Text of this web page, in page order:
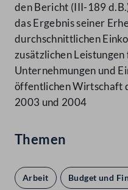
den Bericht (III-189
das Ergebnis seiner
durchschnittlichen
zusätzlichen
Unternehmungen und
öffentlichen Wirtschaft
2003 und 2004
Themen
Arbeit Budget und